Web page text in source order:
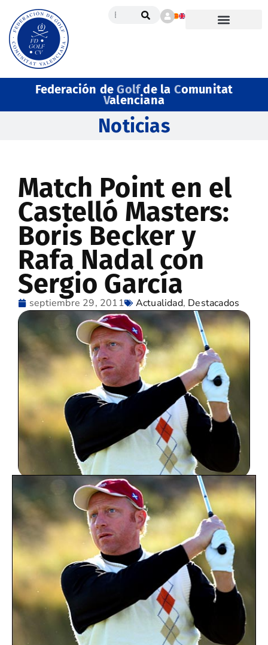
Federación deGolfde la Comunitat
Valenciana
Noticias
Match Point en el
Castelló Masters:
Boris Becker y
Rafa Nadal con
Sergio García
septiembre 29, 2011 Actualidad, Destacados